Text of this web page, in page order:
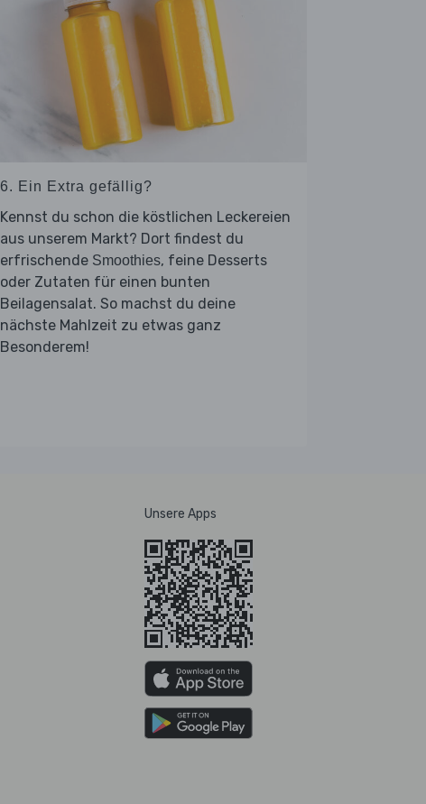
6. Ein Extra gefällig?
Kennst du schon die köstlichen Leckereien
aus unserem Markt? Dort findest du
erfrischende Smoothies, feine Desserts
oder Zutaten für einen bunten
Beilagensalat. So machst du deine
nächste Mahlzeit zu etwas ganz
Besonderem!
Unsere Apps